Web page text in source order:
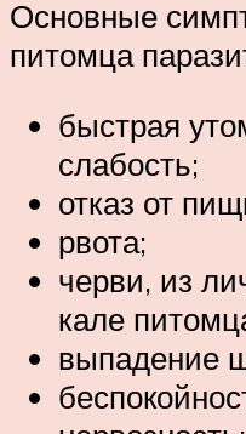
Основные
питомца
быстрая
слабость;
отказ от
рвота;
черви, из
кале
выпадение